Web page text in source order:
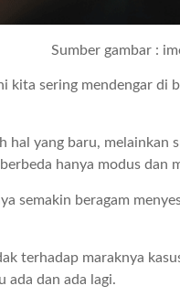
Sumber gambar :
kita sering mendengar di
hal yang baru,
hanya modus dan
semakin beragam
terhadap maraknya
ada dan ada lagi.